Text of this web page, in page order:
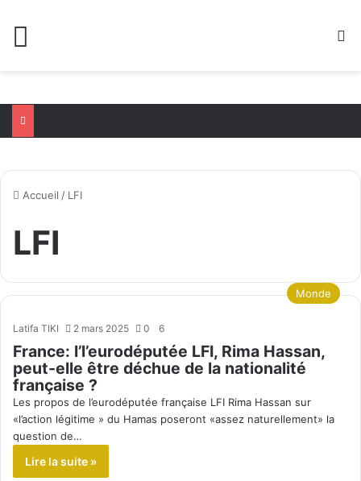
Accueil / LFI
LFI
Monde
Latifa TIKI 2 mars 2025 0 6
France: l’l’eurodéputée LFI, Rima Hassan,
peut-elle être déchue de la nationalité
française ?
Les propos de l’eurodéputée française LFI Rima Hassan sur
«l’action légitime » du Hamas poseront «assez naturellement» la
question de…
Lire la suite »